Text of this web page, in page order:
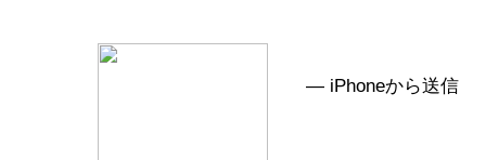
— iPhoneから送信